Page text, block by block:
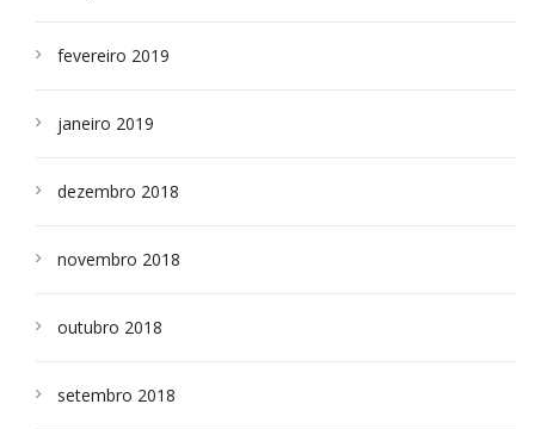
fevereiro 2019
janeiro 2019
dezembro 2018
novembro 2018
outubro 2018
setembro 2018